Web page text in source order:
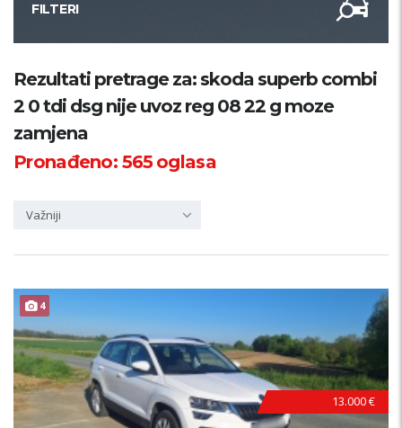
FILTERI
Kategorija
Samo sa slikom
Rezultati pretrage za: skoda superb combi
2 0 tdi dsg nije uvoz reg 08 22 g moze
zamjena
Pronađeno:565oglasa
Važniji
4
13.000 €